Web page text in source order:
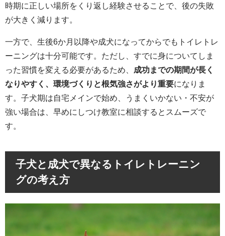
時期に正しい場所をくり返し経験させることで、後の失敗
が大きく減ります。
一方で、生後6か月以降や成犬になってからでもトイレトレ
ーニングは十分可能です。ただし、すでに身についてしま
った習慣を変える必要があるため、 成功までの期間が長く
なりやすく、環境づくりと根気強さがより重要になりま
す。子犬期は自宅メインで始め、うまくいかない・不安が
強い場合は、早めにしつけ教室に相談するとスムーズで
す。
子犬と成犬で異なるトイレトレーニン
グの考え方